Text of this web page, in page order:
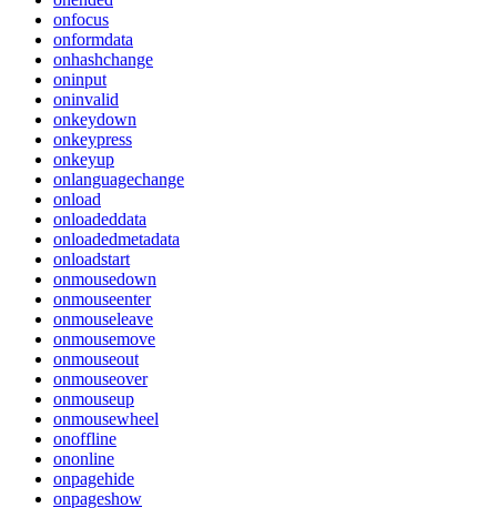
onfocus
onformdata
onhashchange
oninput
oninvalid
onkeydown
onkeypress
onkeyup
onlanguagechange
onload
onloadeddata
onloadedmetadata
onloadstart
onmousedown
onmouseenter
onmouseleave
onmousemove
onmouseout
onmouseover
onmouseup
onmousewheel
onoffline
ononline
onpagehide
onpageshow